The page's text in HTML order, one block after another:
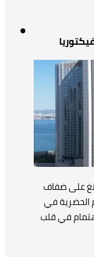
على ضفاف
الحضرية في
في قلب